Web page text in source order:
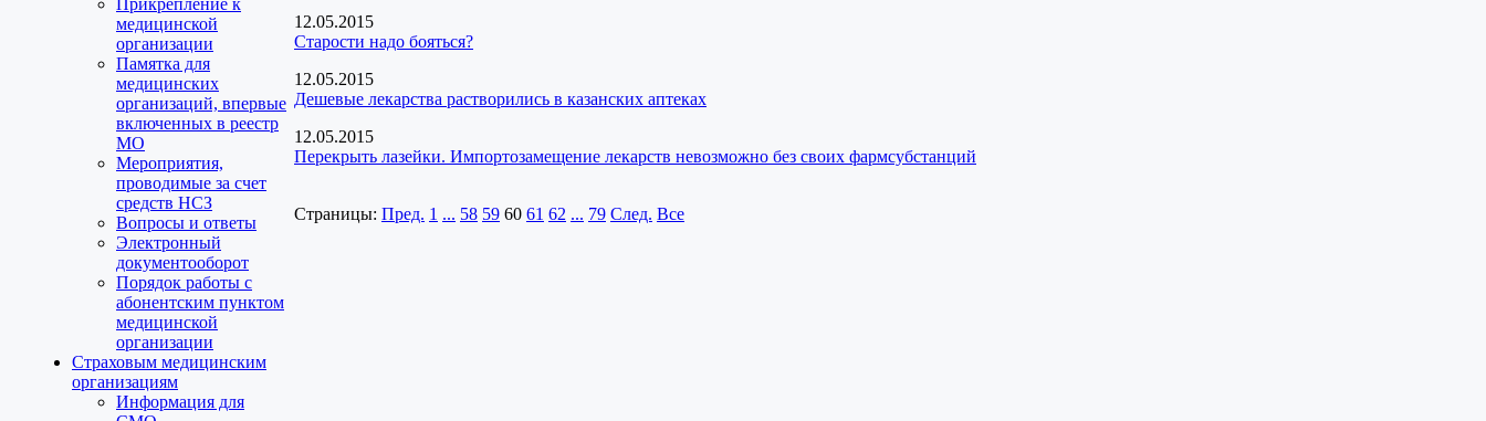
Прикрепление к
медицинской
организации
Памятка для
медицинских
организаций, впервые
включенных в реестр
МО
Мероприятия,
проводимые за счет
средств НСЗ
Вопросы и ответы
Электронный
документооборот
Порядок работы с
абонентским пунктом
медицинской
организации
Страховым медицинским
организациям
Информация для
12.05.2015
Старости надо бояться?
12.05.2015
Дешевые лекарства растворились в казанских аптеках
12.05.2015
Перекрыть лазейки. Импортозамещение лекарств невозможно без своих фармсубстанций
Страницы: Пред. 1 ... 58 59 60 61 62 ... 79 След. Все